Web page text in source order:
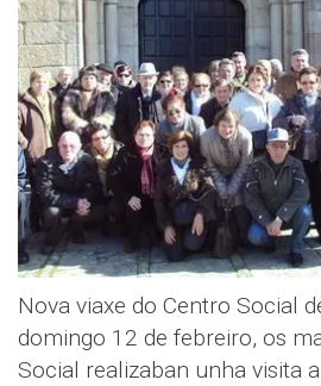
Nova viaxe do Centro Social
domingo 12 de febreiro, os
Social realizaban unha visita